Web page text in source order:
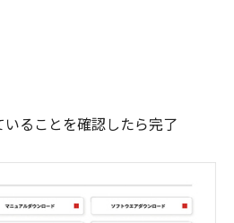
ることを確認したら完了